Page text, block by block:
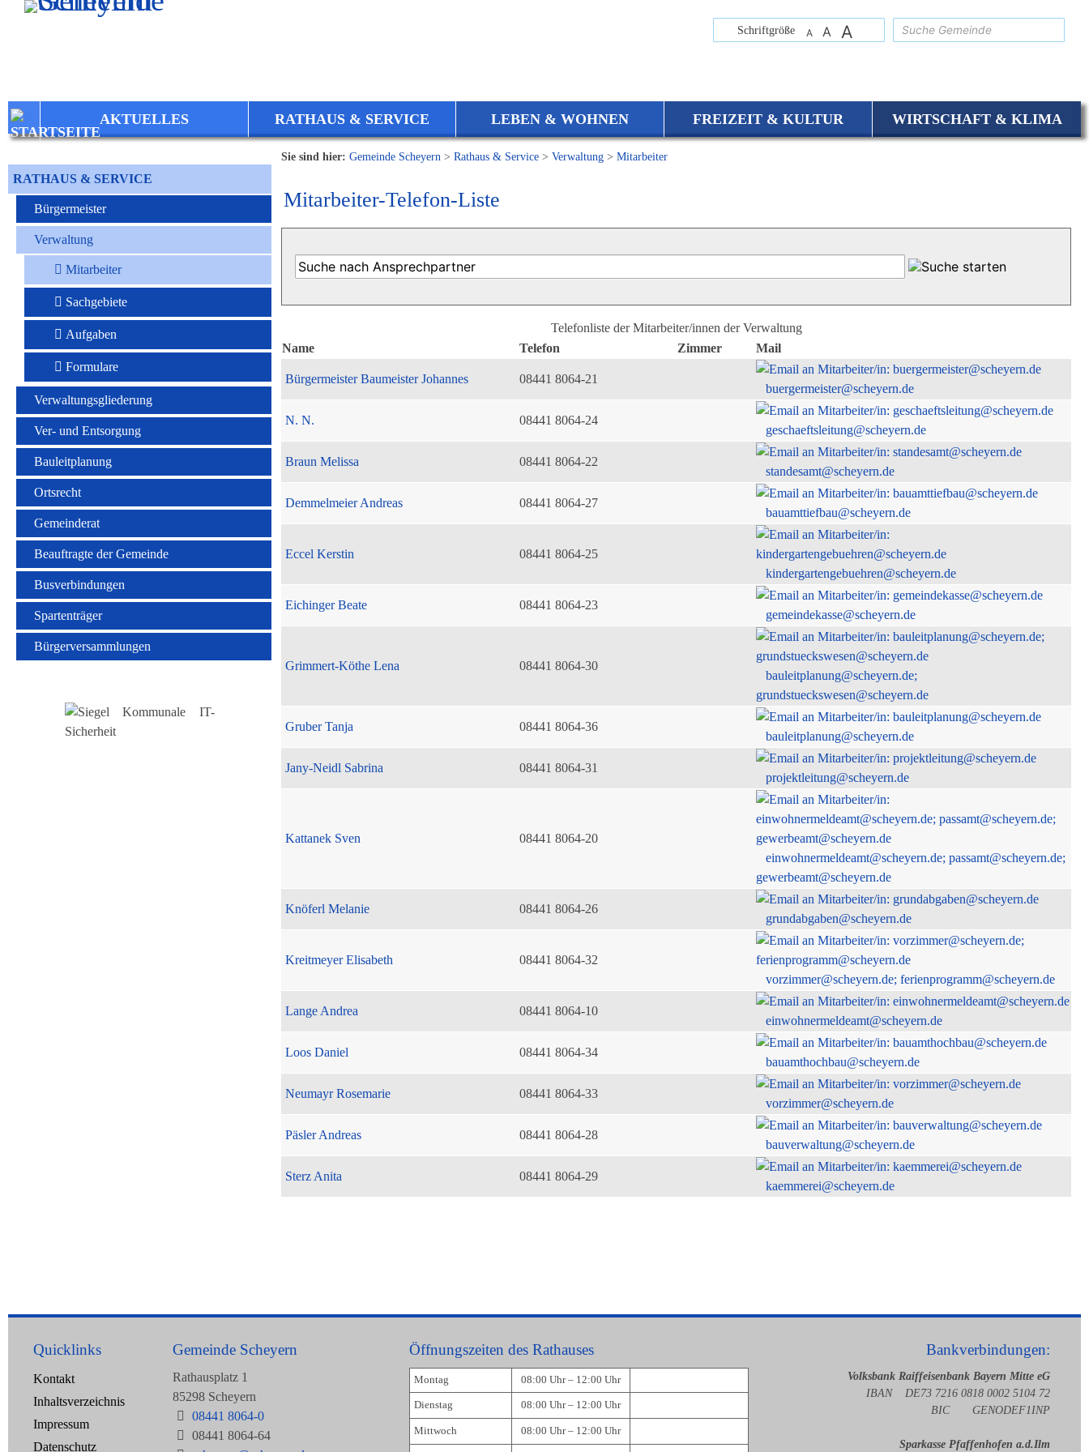
Zum Inhalt,zur Navigationoder
Schriftgröße A A A
AKTUELLES RATHAUS & SERVICE LEBEN & WOHNEN FREIZEIT & KULTUR WIRTSCHAFT & KLIMA
RATHAUS & SERVICE
Bürgermeister
Verwaltung
Mitarbeiter
Sachgebiete
Aufgaben
Formulare
Verwaltungsgliederung
Ver- und Entsorgung
Bauleitplanung
Ortsrecht
Gemeinderat
Beauftragte der Gemeinde
Busverbindungen
Spartenträger
Bürgerversammlungen
Sie sind hier: Gemeinde Scheyern > Rathaus & Service > Verwaltung > Mitarbeiter
Mitarbeiter-Telefon-Liste
Telefonliste der Mitarbeiter/innen der Verwaltung
Name
Telefon Zimmer Mail
Bürgermeister Baumeister Johannes 08441 8064-21
buergermeister@scheyern.de
N. N. 08441 8064-24
geschaeftsleitung@scheyern.de
Braun Melissa 08441 8064-22
standesamt@scheyern.de
Demmelmeier Andreas 08441 8064-27
bauamttiefbau@scheyern.de
Eccel Kerstin
08441 8064-25
kindergartengebuehren@scheyern.de
Eichinger Beate 08441 8064-23
gemeindekasse@scheyern.de
Grimmert-Köthe Lena 08441 8064-30
bauleitplanung@scheyern.de;
grundstueckswesen@scheyern.de
Gruber Tanja 08441 8064-36
bauleitplanung@scheyern.de
Jany-Neidl Sabrina 08441 8064-31
projektleitung@scheyern.de
Kattanek Sven
08441 8064-20
einwohnermeldeamt@scheyern.de; passamt@scheyern.de;
gewerbeamt@scheyern.de
Knöferl Melanie 08441 8064-26
grundabgaben@scheyern.de
Kreitmeyer Elisabeth
08441 8064-32
vorzimmer@scheyern.de; ferienprogramm@scheyern.de
Lange Andrea 08441 8064-10
einwohnermeldeamt@scheyern.de
Loos Daniel 08441 8064-34
bauamthochbau@scheyern.de
Neumayr Rosemarie 08441 8064-33
vorzimmer@scheyern.de
Päsler Andreas 08441 8064-28
bauverwaltung@scheyern.de
Sterz Anita 08441 8064-29
kaemmerei@scheyern.de
Quicklinks
Kontakt
Inhaltsverzeichnis
Impressum
Datenschutz
Gemeinde Scheyern
Rathausplatz 1
85298 Scheyern
08441 8064-0
08441 8064-64
Öffnungszeiten des Rathauses
Montag 08:00 Uhr – 12:00 Uhr
Dienstag 08:00 Uhr – 12:00 Uhr
Mittwoch 08:00 Uhr – 12:00 Uhr
Bankverbindungen:
Volksbank Raiffeisenbank Bayern Mitte eG
IBAN DE73 7216 0818 0002 5104 72
BIC GENODEF1INP
Sparkasse Pfaffenhofen a.d.Ilm